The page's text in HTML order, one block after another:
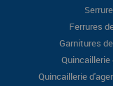
Ferrures
Garnitures
Quincaillerie